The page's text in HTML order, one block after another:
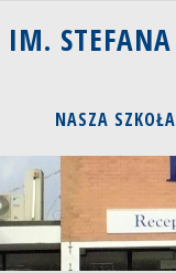
IM. STEFANA
NASZA SZKOŁA